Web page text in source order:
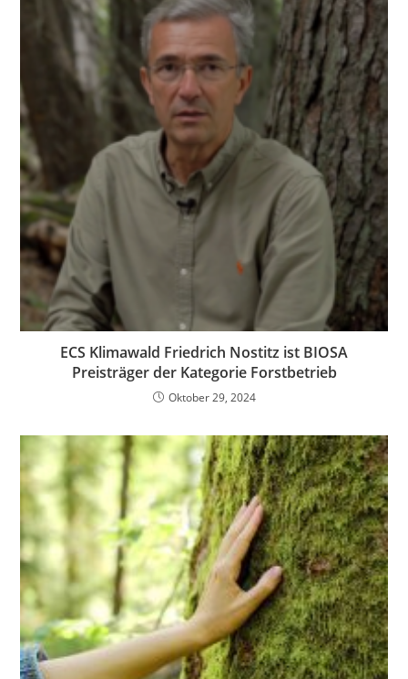
ECS Klimawald Friedrich Nostitz ist BIOSA
Preisträger der Kategorie Forstbetrieb
Oktober 29, 2024